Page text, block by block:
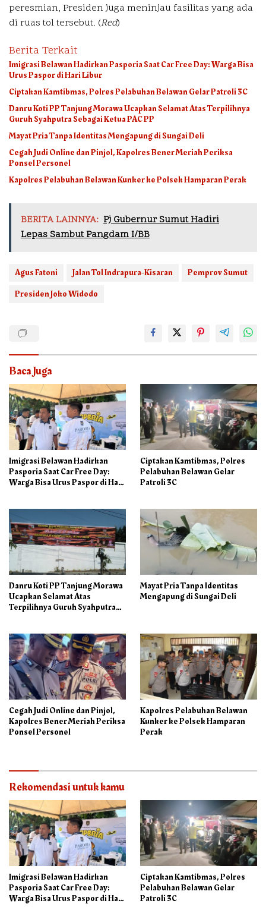
peresmian, Presiden juga meninjau fasilitas yang ada
di ruas tol tersebut. (Red)
Berita Terkait
Imigrasi Belawan Hadirkan Pasporia Saat Car Free Day: Warga Bisa
Urus Paspor di Hari Libur
Ciptakan Kamtibmas, Polres Pelabuhan Belawan Gelar Patroli 3C
Danru Koti PP Tanjung Morawa Ucapkan Selamat Atas Terpilihnya
Guruh Syahputra Sebagai Ketua PAC PP
Mayat Pria Tanpa Identitas Mengapung di Sungai Deli
Cegah Judi Online dan Pinjol, Kapolres Bener Meriah Periksa
Ponsel Personel
Kapolres Pelabuhan Belawan Kunker ke Polsek Hamparan Perak
BERITA LAINNYA: Pj Gubernur Sumut Hadiri
Lepas Sambut Pangdam I/BB
Agus Fatoni Jalan Tol Indrapura-Kisaran
Pemprov Sumut
Presiden Joko Widodo
Baca Juga
Imigrasi Belawan Hadirkan
Pasporia Saat Car Free Day:
Warga Bisa Urus Paspor di Hari
Ciptakan Kamtibmas, Polres
Pelabuhan Belawan Gelar
Patroli 3C
Danru Koti PP Tanjung Morawa
Ucapkan Selamat Atas
Terpilihnya Guruh Syahputra
Mayat Pria Tanpa Identitas
Mengapung di Sungai Deli
Cegah Judi Online dan Pinjol,
Kapolres Bener Meriah Periksa
Ponsel Personel
Kapolres Pelabuhan Belawan
Kunker ke Polsek Hamparan
Perak
Rekomendasi untuk kamu
Imigrasi Belawan Hadirkan
Pasporia Saat Car Free Day:
Warga Bisa Urus Paspor di Hari
Ciptakan Kamtibmas, Polres
Pelabuhan Belawan Gelar
Patroli 3C